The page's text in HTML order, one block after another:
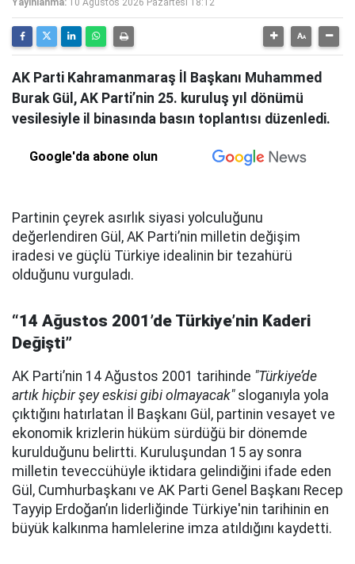
Yayınlanma: 10 Ağustos 2026 Pazartesi 18:12
AK Parti Kahramanmaraş İl Başkanı Muhammed
Burak Gül, AK Parti’nin 25. kuruluş yıl dönümü
vesilesiyle il binasında basın toplantısı düzenledi.
Google'da abone olun
Partinin çeyrek asırlık siyasi yolculuğunu
değerlendiren Gül, AK Parti’nin milletin değişim
iradesi ve güçlü Türkiye idealinin bir tezahürü
olduğunu vurguladı.
“14 Ağustos 2001’de Türkiye’nin Kaderi
Değişti”
AK Parti’nin 14 Ağustos 2001 tarihinde "Türkiye’de
artık hiçbir şey eskisi gibi olmayacak"sloganıyla yola
çıktığını hatırlatan İl Başkanı Gül, partinin vesayet ve
ekonomik krizlerin hüküm sürdüğü bir dönemde
kurulduğunu belirtti. Kuruluşundan 15 ay sonra
milletin teveccühüyle iktidara gelindiğini ifade eden
Gül, Cumhurbaşkanı ve AK Parti Genel Başkanı Recep
Tayyip Erdoğan’ın liderliğinde Türkiye'nin tarihinin en
büyük kalkınma hamlelerine imza atıldığını kaydetti.